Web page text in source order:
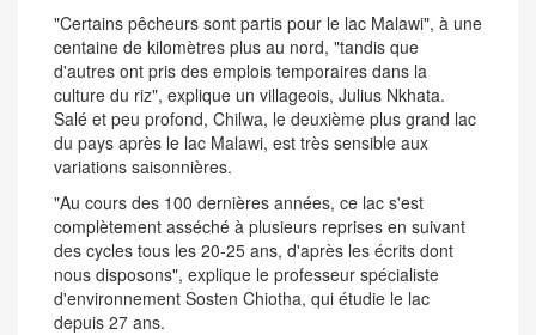
"Certains pêcheurs sont partis pour le lac Malawi", à une
centaine de kilomètres plus au nord, "tandis que
d'autres ont pris des emplois temporaires dans la
culture du riz", explique un villageois, Julius Nkhata.
Salé et peu profond, Chilwa, le deuxième plus grand lac
du pays après le lac Malawi, est très sensible aux
variations saisonnières.
"Au cours des 100 dernières années, ce lac s'est
complètement asséché à plusieurs reprises en suivant
des cycles tous les 20-25 ans, d'après les écrits dont
nous disposons", explique le professeur spécialiste
d'environnement Sosten Chiotha, qui étudie le lac
depuis 27 ans.